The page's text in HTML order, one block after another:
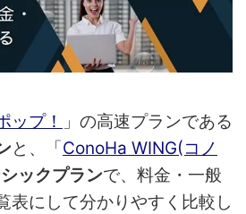
ップ！
」の高速プランである
と、「ConoHa WING(コノ
ックプランで、料金・一般
表にして分かりやすく比較し